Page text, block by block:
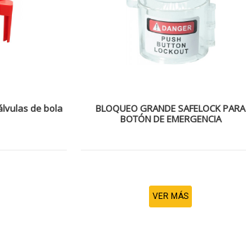
de bola
BLOQUEO GRANDE SAFELOCK PARA
BOTÓN DE EMERGENCIA
VER MÁS